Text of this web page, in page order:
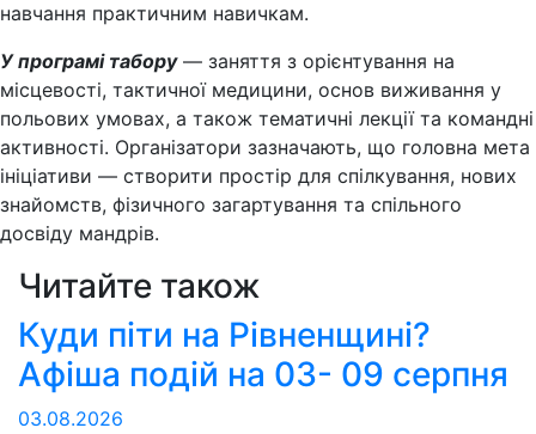
навчання практичним навичкам.
У програмі табору— заняття з орієнтування на
місцевості, тактичної медицини, основ виживання у
польових умовах, а також тематичні лекції та командні
активності. Організатори зазначають, що головна мета
ініціативи — створити простір для спілкування, нових
знайомств, фізичного загартування та спільного
досвіду мандрів.
Читайте також
Куди піти на Рівненщині?
Афіша подій на 03- 09 серпня
03.08.2026